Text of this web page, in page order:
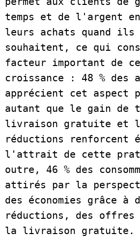
temps et de l'argent
leurs achats quand ils
souhaitent, ce qui
facteur important de
croissance : 48 % des
apprécient cet aspect
autant que le gain de
livraison gratuite et
réductions renforcent
l'attrait de cette
outre, 46 % des
attirés par la
des économies grâce à
réductions, des offres
la livraison gratuite.